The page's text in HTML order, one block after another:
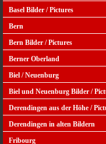
Basel Bilder / Pictures
Bern
Bern Bilder / Pictures
Berner Oberland
Biel / Neuenburg
Biel und Neuenburg Bilder /
Derendingen aus der Höhe /
Derendingen in alten Bildern
Fribourg